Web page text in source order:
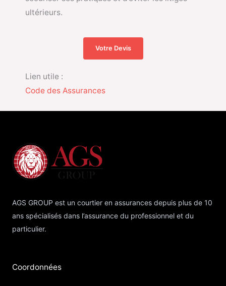
ultérieurs.
Votre Devis
Lien utile :
Code des Assurances
AGS GROUP est un courtier en assurances depuis plus de 10
ans spécialisés dans l’assurance du professionnel et du
particulier.
Coordonnées​